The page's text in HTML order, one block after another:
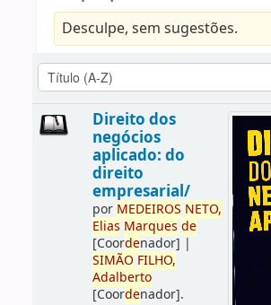
Desculpe, sem sugestões.
Direito dos
negócios
aplicado: do
direito
empresarial/
por MEDEIROS NETO,
Elias Marques de
[Coordenador] |
SIMÃO FILHO,
Adalberto
[Coordenador].